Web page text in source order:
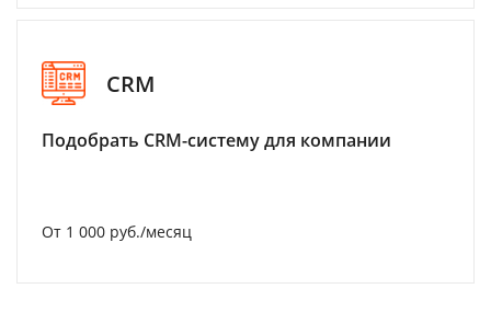
CRM
Подобрать CRM-систему для компании
От 1 000 руб./месяц